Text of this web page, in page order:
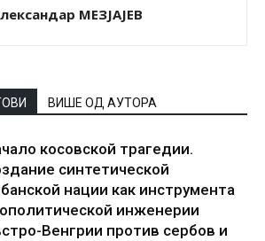
МЕЗЈАЈЕВ
ВИШЕ ОД АУТОРА
косовской трагедии.
синтетической
нации как инструмента
инженерии
Венгрии против сербов и